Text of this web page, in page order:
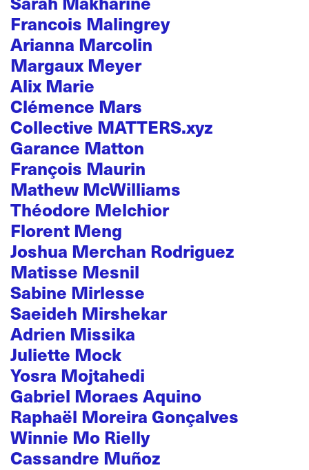
Francois Malingrey
Arianna Marcolin
Margaux Meyer
Alix Marie
Clémence Mars
Collective MATTERS.xyz
Garance Matton
François Maurin
Mathew McWilliams
Théodore Melchior
Florent Meng
Joshua Merchan Rodriguez
Matisse Mesnil
Sabine Mirlesse
Saeideh Mirshekar
Adrien Missika
Juliette Mock
Yosra Mojtahedi
Gabriel Moraes Aquino
Raphaël Moreira Gonçalves
Winnie Mo Rielly
Cassandre Muñoz